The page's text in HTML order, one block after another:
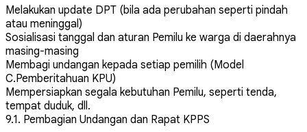
Melakukan update DPT (bila ada perubahan seperti pindah
atau meninggal)
Sosialisasi tanggal dan aturan Pemilu ke warga di daerahnya
masing-masing
Membagi undangan kepada setiap pemilih (Model
C.Pemberitahuan KPU)
Mempersiapkan segala kebutuhan Pemilu, seperti tenda,
tempat duduk, dll.
9.1. Pembagian Undangan dan Rapat KPPS